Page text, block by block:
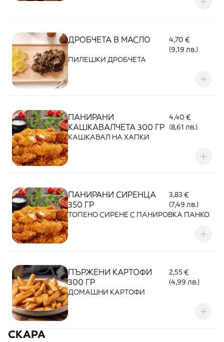
ДРОБЧЕТА В МАСЛО
4,70 €
(9,19 лв.)
ПИЛЕШКИ ДРОБЧЕТА
ПАНИРАНИ
КАШКАВАЛЧЕТА 300 ГР
4,40 €
(8,61 лв.)
КАШКАВАЛ НА ХАПКИ
ПАНИРАНИ СИРЕНЦА
350 ГР
3,83 €
(7,49 лв.)
ТОПЕНО СИРЕНЕ С ПАНИРОВКА ПАНКО
ПЪРЖЕНИ КАРТОФИ
300 ГР
2,55 €
(4,99 лв.)
ДОМАШНИ КАРТОФИ
СКАРА